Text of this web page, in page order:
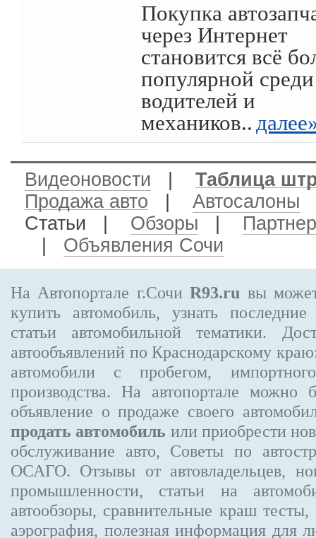
Покупка
через Интернет
становится всё
популярной среди
водителей и
механиков..
Видеоновости
Таблица
Продажа авто
Автосалоны
Статьи | Обзоры
Объявления Сочи
На Автопортале г.СочиR93.ru вы
купить автомобиль, узнать
статьи автомобильной тематики.
автообъявлений по Краснодарскому
автомобили с пробегом,
производства. На автопортале можно
объявление о продаже своего
продать автомобиль или приобрести
обслуживание авто, Советы по
ОСАГО. Отзывы от автовладельцев,
промышленности, статьи на
автообзоры, сравнительные краш
аэрография, полезная информация для